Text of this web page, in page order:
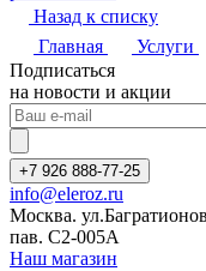
Назад к списку
Главная
Услуги
Подписаться
на новости и акции
+7 926 888-77-25
info@eleroz.ru
Москва.
пав. C2-005A
Наш магазин